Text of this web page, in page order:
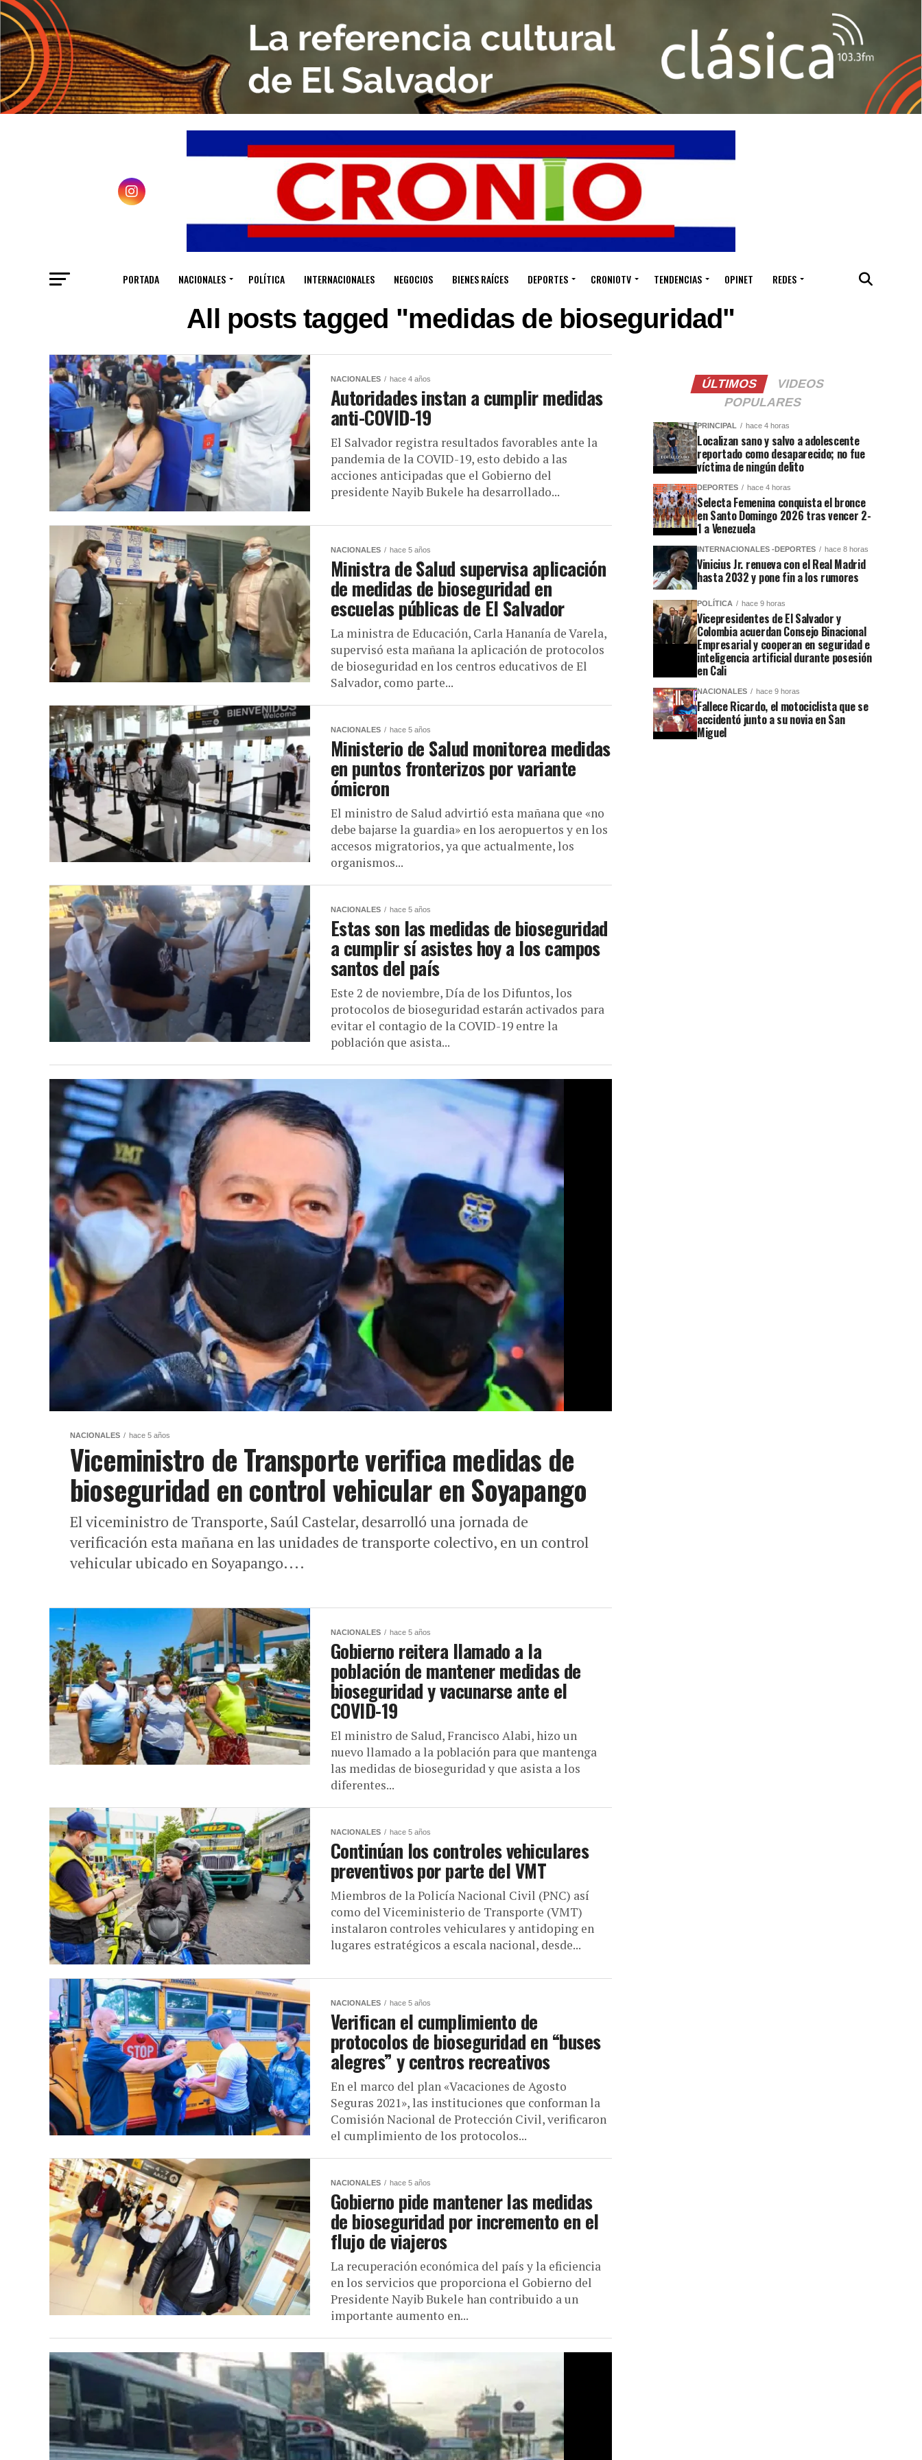
PORTADA NACIONALES POLÍTICA INTERNACIONALES NEGOCIOS BIENES RAÍCES DEPORTES CRONIOTV TENDENCIAS OPINET REDES
All posts tagged "medidas de bioseguridad"
NACIONALES hace 4 años
Autoridades instan a cumplir medidas
anti-COVID-19
El Salvador registra resultados favorables ante la
pandemia de la COVID-19, esto debido a las
acciones anticipadas que el Gobierno del
presidente Nayib Bukele ha desarrollado...
NACIONALES hace 5 años
Ministra de Salud supervisa aplicación
de medidas de bioseguridad en
escuelas públicas de El Salvador
La ministra de Educación, Carla Hananía de Varela,
supervisó esta mañana la aplicación de protocolos
de bioseguridad en los centros educativos de El
Salvador, como parte...
NACIONALES hace 5 años
Ministerio de Salud monitorea medidas
en puntos fronterizos por variante
ómicron
El ministro de Salud advirtió esta mañana que «no
debe bajarse la guardia» en los aeropuertos y en los
accesos migratorios, ya que actualmente, los
organismos...
NACIONALES hace 5 años
Estas son las medidas de bioseguridad
a cumplir sí asistes hoy a los campos
santos del país
Este 2 de noviembre, Día de los Difuntos, los
protocolos de bioseguridad estarán activados para
evitar el contagio de la COVID-19 entre la
población que asista...
NACIONALES hace 5 años
Viceministro de Transporte verifica medidas de
bioseguridad en control vehicular en Soyapango
El viceministro de Transporte, Saúl Castelar, desarrolló una jornada de
verificación esta mañana en las unidades de transporte colectivo, en un control
vehicular ubicado en Soyapango....
NACIONALES hace 5 años
Gobierno reitera llamado a la
población de mantener medidas de
bioseguridad y vacunarse ante el
COVID-19
El ministro de Salud, Francisco Alabi, hizo un
nuevo llamado a la población para que mantenga
las medidas de bioseguridad y que asista a los
diferentes...
NACIONALES hace 5 años
Continúan los controles vehiculares
preventivos por parte del VMT
Miembros de la Policía Nacional Civil (PNC) así
como del Viceministerio de Transporte (VMT)
instalaron controles vehiculares y antidoping en
lugares estratégicos a escala nacional, desde...
NACIONALES hace 5 años
Verifican el cumplimiento de
protocolos de bioseguridad en “buses
alegres” y centros recreativos
En el marco del plan «Vacaciones de Agosto
Seguras 2021», las instituciones que conforman la
Comisión Nacional de Protección Civil, verificaron
el cumplimiento de los protocolos...
NACIONALES hace 5 años
Gobierno pide mantener las medidas
de bioseguridad por incremento en el
flujo de viajeros
La recuperación económica del país y la eficiencia
en los servicios que proporciona el Gobierno del
Presidente Nayib Bukele han contribuido a un
importante aumento en...
ÚLTIMOS
VIDEOS
POPULARES
PRINCIPAL hace 4 horas
Localizan sano y salvo a adolescente
reportado como desaparecido; no fue
víctima de ningún delito
DEPORTES hace 4 horas
Selecta Femenina conquista el bronce
en Santo Domingo 2026 tras vencer 2-
1 a Venezuela
INTERNACIONALES -DEPORTES hace 8 horas
Vinicius Jr. renueva con el Real Madrid
hasta 2032 y pone fin a los rumores
POLÍTICA hace 9 horas
Vicepresidentes de El Salvador y
Colombia acuerdan Consejo Binacional
Empresarial y cooperan en seguridad e
inteligencia artificial durante posesión
en Cali
NACIONALES hace 9 horas
Fallece Ricardo, el motociclista que se
accidentó junto a su novia en San
Miguel